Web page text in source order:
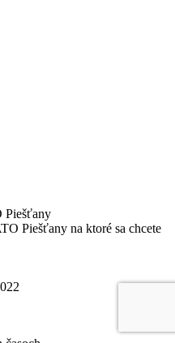
Piešťany
Piešťany na ktoré sa chcete